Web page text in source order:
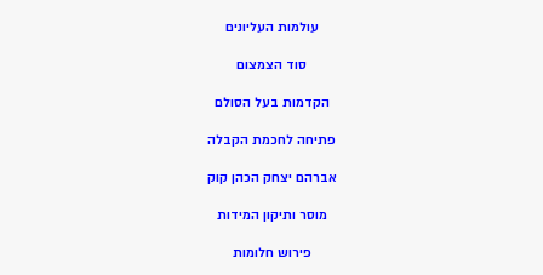
עולמות העליונים
סוד הצמצום
הקדמות בעל הסולם
פתיחה לחכמת הקבלה
אברהם יצחק הכהן קוק
מוסר ותיקון המידות
פירוש חלומות